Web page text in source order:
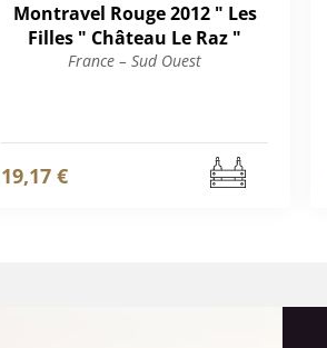
Montravel Rouge 2012 " Les
Filles " Château Le Raz "
France – Sud Ouest
19,17 €